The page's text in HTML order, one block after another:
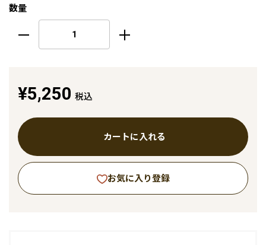
数量
¥5,250 税込
カートに入れる
お気に入り登録